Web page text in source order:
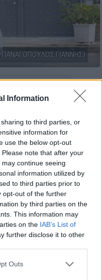
Information
to third parties, or
information for
use the below opt-out
note that after your
continue seeing
information utilized by
to third parties prior to
opt-out of the further
by third parties on the
This information may
on the IAB’s List of
further disclose it to other
one or more Google
Outs
ΠΑΝΑΓΟΠΟΥΛΟΣ ΓΙΑΝΝΗΣ)
, περιμένει η
εξελίξεις στη
του Ισραήλ
πηγές, οι
σε εγρήγορση
λαμβάνονται τα
Όπως λένε πηγές
Αρχές είναι ήδη
ειδικότερες